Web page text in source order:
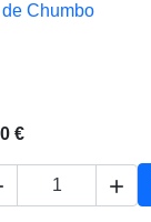
 Vista
de Chumbo
€
